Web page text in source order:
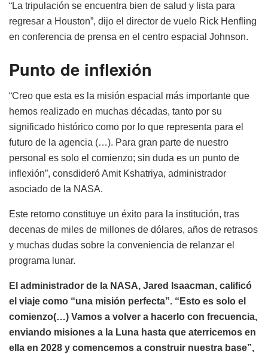
“La tripulación se encuentra bien de salud y lista para
regresar a Houston”, dijo el director de vuelo Rick Henfling
en conferencia de prensa en el centro espacial Johnson.
Punto de inflexión
“Creo que esta es la misión espacial más importante que
hemos realizado en muchas décadas, tanto por su
significado histórico como por lo que representa para el
futuro de la agencia (…). Para gran parte de nuestro
personal es solo el comienzo; sin duda es un punto de
inflexión”, consdideró Amit Kshatriya, administrador
asociado de la NASA.
Este retorno constituye un éxito para la institución, tras
decenas de miles de millones de dólares, años de retrasos
y muchas dudas sobre la conveniencia de relanzar el
programa lunar.
El administrador de la NASA, Jared Isaacman, calificó
el viaje como “una misión perfecta”. “Esto es solo el
comienzo(…) Vamos a volver a hacerlo con frecuencia,
enviando misiones a la Luna hasta que aterricemos en
ella en 2028 y comencemos a construir nuestra base”,